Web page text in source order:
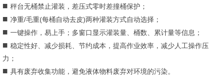
■ 秤台无桶禁止灌装，差压式零时差撞桶保护；
■ 净重/毛重(每桶自动去皮)两种灌装方式自动选择；
■ 一键操作，易上手；多窗口显示灌装量、桶数、累计量等信息；
■ 稳定性好、减少损耗、节约成本，提高作业效率，减少人工操作压
力；
■ 具有废弃收集功能，避免液体物料废弃对环境的污染。